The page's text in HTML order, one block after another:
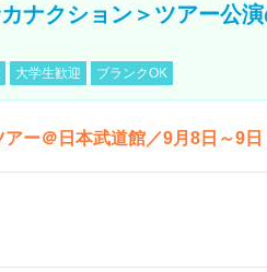
ナクション＞ツアー公
大学生歓迎 ブランクOK
ー＠日本武道館／9月8日～9日